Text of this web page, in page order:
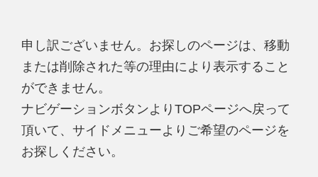
申し訳ございません。お探しのページは、移動
または削除された等の理由により表示すること
ができません。
ナビゲーションボタンよりTOPページへ戻って
頂いて、サイドメニューよりご希望のページを
お探しください。